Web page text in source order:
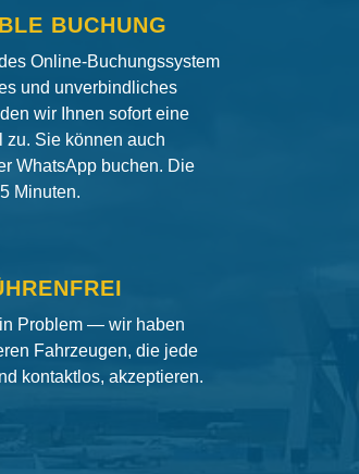
BUCHUNG
Online-Buchungssystem
und unverbindliches
wir Ihnen sofort eine
zu. Sie können auch
WhatsApp buchen. Die
Minuten.
Problem — wir haben
Fahrzeugen, die jede
kontaktlos, akzeptieren.